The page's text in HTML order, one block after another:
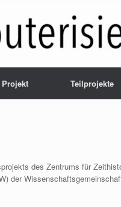
Projekt Teilprojekte
des Zentrums für
der